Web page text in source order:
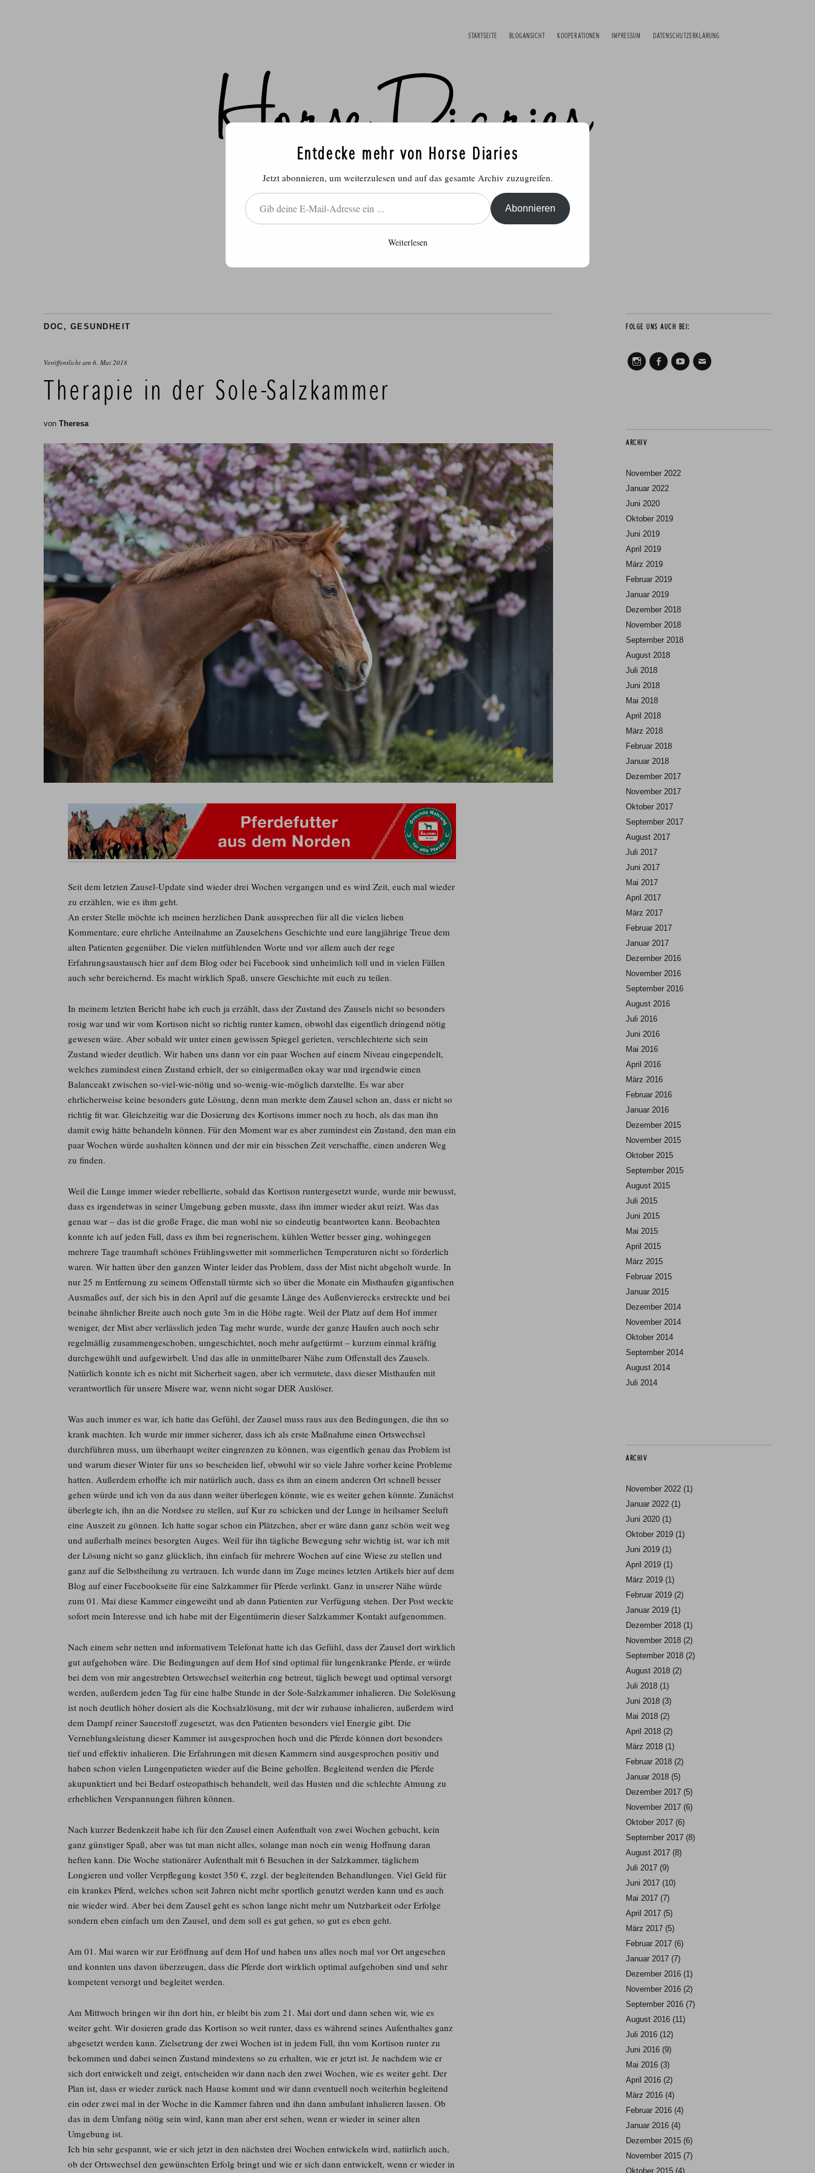
STARTSEITE BLOGANSICHT KOOPERATIONEN IMPRESSUM DATENSCHUTZERKLÄRUNG
Rund ums Pferd
DOC , GESUNDHEIT
Veröffentlicht am 6. Mai 2018
Therapie in der Sole-Salzkammer
von Theresa
Seit dem letzten Zausel-Update sind wieder drei Wochen vergangen und es wird Zeit, euch mal wieder
zu erzählen, wie es ihm geht.
An erster Stelle möchte ich meinen herzlichen Dank aussprechen für all die vielen lieben
Kommentare, eure ehrliche Anteilnahme an Zauselchens Geschichte und eure langjährige Treue dem
alten Patienten gegenüber. Die vielen mitfühlenden Worte und vor allem auch der rege
Erfahrungsaustausch hier auf dem Blog oder bei Facebook sind unheimlich toll und in vielen Fällen
auch sehr bereichernd. Es macht wirklich Spaß, unsere Geschichte mit euch zu teilen.
In meinem letzten Bericht habe ich euch ja erzählt, dass der Zustand des Zausels nicht so besonders
rosig war und wir vom Kortison nicht so richtig runter kamen, obwohl das eigentlich dringend nötig
gewesen wäre. Aber sobald wir unter einen gewissen Spiegel gerieten, verschlechterte sich sein
Zustand wieder deutlich. Wir haben uns dann vor ein paar Wochen auf einem Niveau eingependelt,
welches zumindest einen Zustand erhielt, der so einigermaßen okay war und irgendwie einen
Balanceakt zwischen so-viel-wie-nötig und so-wenig-wie-möglich darstellte. Es war aber
ehrlicherweise keine besonders gute Lösung, denn man merkte dem Zausel schon an, dass er nicht so
richtig fit war. Gleichzeitig war die Dosierung des Kortisons immer noch zu hoch, als das man ihn
damit ewig hätte behandeln können. Für den Moment war es aber zumindest ein Zustand, den man ein
paar Wochen würde aushalten können und der mir ein bisschen Zeit verschaffte, einen anderen Weg
zu finden.
Weil die Lunge immer wieder rebellierte, sobald das Kortison runtergesetzt wurde, wurde mir bewusst,
dass es irgendetwas in seiner Umgebung geben musste, dass ihn immer wieder akut reizt. Was das
genau war – das ist die große Frage, die man wohl nie so eindeutig beantworten kann. Beobachten
konnte ich auf jeden Fall, dass es ihm bei regnerischem, kühlen Wetter besser ging, wohingegen
mehrere Tage traumhaft schönes Frühlingswetter mit sommerlichen Temperaturen nicht so förderlich
waren. Wir hatten über den ganzen Winter leider das Problem, dass der Mist nicht abgeholt wurde. In
nur 25 m Entfernung zu seinem Offenstall türmte sich so über die Monate ein Misthaufen gigantischen
Ausmaßes auf, der sich bis in den April auf die gesamte Länge des Außenvierecks erstreckte und bei
beinahe ähnlicher Breite auch noch gute 3m in die Höhe ragte. Weil der Platz auf dem Hof immer
weniger, der Mist aber verlässlich jeden Tag mehr wurde, wurde der ganze Haufen auch noch sehr
regelmäßig zusammengeschoben, umgeschichtet, noch mehr aufgetürmt – kurzum einmal kräftig
durchgewühlt und aufgewirbelt. Und das alle in unmittelbarer Nähe zum Offenstall des Zausels.
Natürlich konnte ich es nicht mit Sicherheit sagen, aber ich vermutete, dass dieser Misthaufen mit
verantwortlich für unsere Misere war, wenn nicht sogar DER Auslöser.
Was auch immer es war, ich hatte das Gefühl, der Zausel muss raus aus den Bedingungen, die ihn so
krank machten. Ich wurde mir immer sicherer, dass ich als erste Maßnahme einen Ortswechsel
durchführen muss, um überhaupt weiter eingrenzen zu können, was eigentlich genau das Problem ist
und warum dieser Winter für uns so bescheiden lief, obwohl wir so viele Jahre vorher keine Probleme
hatten. Außerdem erhoffte ich mir natürlich auch, dass es ihm an einem anderen Ort schnell besser
gehen würde und ich von da aus dann weiter überlegen könnte, wie es weiter gehen könnte. Zunächst
überlegte ich, ihn an die Nordsee zu stellen, auf Kur zu schicken und der Lunge in heilsamer Seeluft
eine Auszeit zu gönnen. Ich hatte sogar schon ein Plätzchen, aber er wäre dann ganz schön weit weg
und außerhalb meines besorgten Auges. Weil für ihn tägliche Bewegung sehr wichtig ist, war ich mit
der Lösung nicht so ganz glücklich, ihn einfach für mehrere Wochen auf eine Wiese zu stellen und
ganz auf die Selbstheilung zu vertrauen. Ich wurde dann im Zuge meines letzten Artikels hier auf dem
Blog auf einer Facebookseite für eine Salzkammer für Pferde verlinkt. Ganz in unserer Nähe würde
zum 01. Mai diese Kammer eingeweiht und ab dann Patienten zur Verfügung stehen. Der Post weckte
sofort mein Interesse und ich habe mit der Eigentümerin dieser Salzkammer Kontakt aufgenommen.
Nach einem sehr netten und informativem Telefonat hatte ich das Gefühl, dass der Zausel dort wirklich
gut aufgehoben wäre. Die Bedingungen auf dem Hof sind optimal für lungenkranke Pferde, er würde
bei dem von mir angestrebten Ortswechsel weiterhin eng betreut, täglich bewegt und optimal versorgt
werden, außerdem jeden Tag für eine halbe Stunde in der Sole-Salzkammer inhalieren. Die Solelösung
ist noch deutlich höher dosiert als die Kochsalzlösung, mit der wir zuhause inhalieren, außerdem wird
dem Dampf reiner Sauerstoff zugesetzt, was den Patienten besonders viel Energie gibt. Die
Verneblungsleistung dieser Kammer ist ausgesprochen hoch und die Pferde können dort besonders
tief und effektiv inhalieren. Die Erfahrungen mit diesen Kammern sind ausgesprochen positiv und
haben schon vielen Lungenpatieten wieder auf die Beine geholfen. Begleitend werden die Pferde
akupunktiert und bei Bedarf osteopathisch behandelt, weil das Husten und die schlechte Atmung zu
erheblichen Verspannungen führen können.
Nach kurzer Bedenkzeit habe ich für den Zausel einen Aufenthalt von zwei Wochen gebucht, kein
ganz günstiger Spaß, aber was tut man nicht alles, solange man noch ein wenig Hoffnung daran
heften kann. Die Woche stationärer Aufenthalt mit 6 Besuchen in der Salzkammer, täglichem
Longieren und voller Verpflegung kostet 350 €, zzgl. der begleitenden Behandlungen. Viel Geld für
ein krankes Pferd, welches schon seit Jahren nicht mehr sportlich genutzt werden kann und es auch
nie wieder wird. Aber bei dem Zausel geht es schon lange nicht mehr um Nutzbarkeit oder Erfolge
sondern eben einfach um den Zausel, und dem soll es gut gehen, so gut es eben geht.
Am 01. Mai waren wir zur Eröffnung auf dem Hof und haben uns alles noch mal vor Ort angesehen
und konnten uns davon überzeugen, dass die Pferde dort wirklich optimal aufgehoben sind und sehr
kompetent versorgt und begleitet werden.
Am Mittwoch bringen wir ihn dort hin, er bleibt bis zum 21. Mai dort und dann sehen wir, wie es
weiter geht. Wir dosieren grade das Kortison so weit runter, dass es während seines Aufenthaltes ganz
abgesetzt werden kann. Zielsetzung der zwei Wochen ist in jedem Fall, ihn vom Kortison runter zu
bekommen und dabei seinen Zustand mindestens so zu erhalten, wie er jetzt ist. Je nachdem wie er
sich dort entwickelt und zeigt, entscheiden wir dann nach den zwei Wochen, wie es weiter geht. Der
Plan ist, dass er wieder zurück nach Hause kommt und wir dann eventuell noch weiterhin begleitend
ein oder zwei mal in der Woche in die Kammer fahren und ihn dann ambulant inhalieren lassen. Ob
das in dem Umfang nötig sein wird, kann man aber erst sehen, wenn er wieder in seiner alten
Umgebung ist.
Ich bin sehr gespannt, wie er sich jetzt in den nächsten drei Wochen entwickeln wird, natürlich auch,
ob der Ortswechsel den gewünschten Erfolg bringt und wie er sich dann entwickelt, wenn er wieder in
FOLGE UNS AUCH BEI:
ARCHIV
November 2022
Januar 2022
Juni 2020
Oktober 2019
Juni 2019
April 2019
März 2019
Februar 2019
Januar 2019
Dezember 2018
November 2018
September 2018
August 2018
Juli 2018
Juni 2018
Mai 2018
April 2018
März 2018
Februar 2018
Januar 2018
Dezember 2017
November 2017
Oktober 2017
September 2017
August 2017
Juli 2017
Juni 2017
Mai 2017
April 2017
März 2017
Februar 2017
Januar 2017
Dezember 2016
November 2016
September 2016
August 2016
Juli 2016
Juni 2016
Mai 2016
April 2016
März 2016
Februar 2016
Januar 2016
Dezember 2015
November 2015
Oktober 2015
September 2015
August 2015
Juli 2015
Juni 2015
Mai 2015
April 2015
März 2015
Februar 2015
Januar 2015
Dezember 2014
November 2014
Oktober 2014
September 2014
August 2014
Juli 2014
ARCHIV
November 2022 (1)
Januar 2022 (1)
Juni 2020 (1)
Oktober 2019 (1)
Juni 2019 (1)
April 2019 (1)
März 2019 (1)
Februar 2019 (2)
Januar 2019 (1)
Dezember 2018 (1)
November 2018 (2)
September 2018 (2)
August 2018 (2)
Juli 2018 (1)
Juni 2018 (3)
Mai 2018 (2)
April 2018 (2)
März 2018 (1)
Februar 2018 (2)
Januar 2018 (5)
Dezember 2017 (5)
November 2017 (6)
Oktober 2017 (6)
September 2017 (8)
August 2017 (8)
Juli 2017 (9)
Juni 2017 (10)
Mai 2017 (7)
April 2017 (5)
März 2017 (5)
Februar 2017 (6)
Januar 2017 (7)
Dezember 2016 (1)
November 2016 (2)
September 2016 (7)
August 2016 (11)
Juli 2016 (12)
Juni 2016 (9)
Mai 2016 (3)
April 2016 (2)
März 2016 (4)
Februar 2016 (4)
Januar 2016 (4)
Dezember 2015 (6)
November 2015 (7)
Oktober 2015 (4)
Entdecke mehr von Horse Diaries
Jetzt abonnieren, um weiterzulesen und auf das gesamte Archiv zuzugreifen.
Gib deine E-Mail-Adresse ein ...
Abonnieren
Weiterlesen